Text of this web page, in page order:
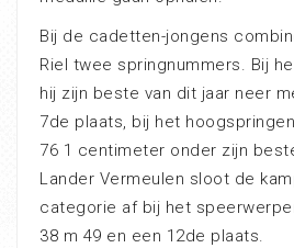
Bij de cadetten-jongens
Riel twee springnummers. Bij
hij zijn beste van dit jaar neer
7de plaats, bij het
76 1 centimeter onder zijn
Lander Vermeulen sloot de
categorie af bij het
38 m 49 en een 12de plaats.